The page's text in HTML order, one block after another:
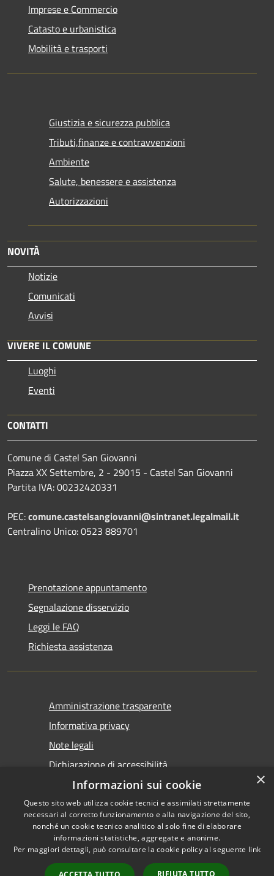
Imprese e Commercio
Catasto e urbanistica
Mobilità e trasporti
Giustizia e sicurezza pubblica
Tributi,finanze e contravvenzioni
Ambiente
Salute, benessere e assistenza
Autorizzazioni
NOVITÀ
Notizie
Comunicati
Avvisi
VIVERE IL COMUNE
Luoghi
Eventi
CONTATTI
Comune di Castel San Giovanni
Piazza XX Settembre, 2 - 29015 - Castel San Giovanni
Partita IVA: 00232420331
PEC:comune.castelsangiovanni@sintranet.legalmail.it
Centralino Unico: 0523 889701
Prenotazione appuntamento
Segnalazione disservizio
Leggi le FAQ
Richiesta assistenza
Amministrazione trasparente
Informativa privacy
Note legali
Dichiarazione di accessibilità
Accessibilità
Copyright © 2026 • Comune di
Castel San Giovanni • Powered
byMunicipium Accesso
×
Informazioni sui cookie
Questo sito web utilizza cookie tecnici e assimilati strettamente
necessari al corretto funzionamento e alla navigazione del sito,
nonché un cookie tecnico analitico al solo fine di elaborare
informazioni statistiche, aggregate e anonime.
Per maggiori dettagli, può consultare la cookie policy al seguente link
RIFIUTA TUTTO